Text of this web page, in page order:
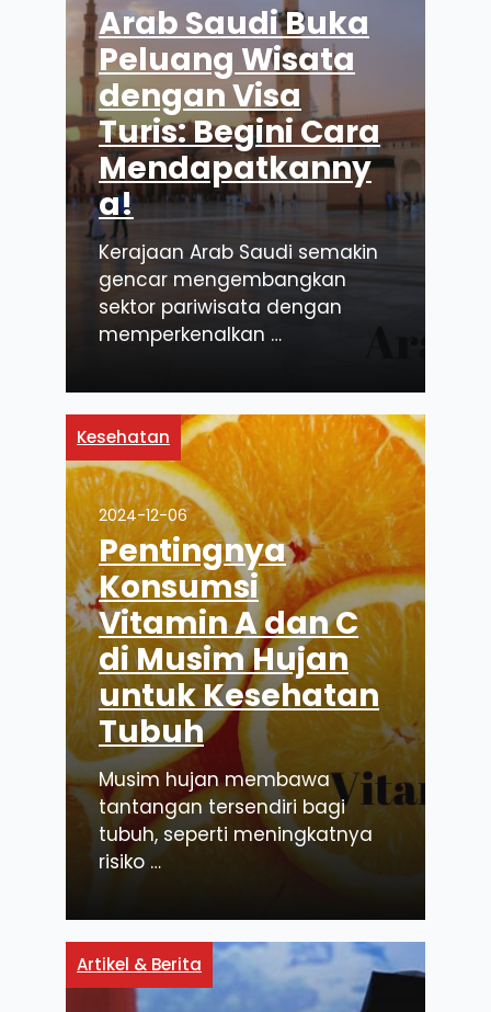
Arab Saudi Buka
Peluang Wisata
dengan Visa
Turis: Begini Cara
Mendapatkanny
a!
Kerajaan Arab Saudi semakin
gencar mengembangkan
sektor pariwisata dengan
memperkenalkan …
Kesehatan
2024-12-06
Pentingnya
Konsumsi
Vitamin A dan C
di Musim Hujan
untuk Kesehatan
Tubuh
Musim hujan membawa
tantangan tersendiri bagi
tubuh, seperti meningkatnya
risiko …
Artikel & Berita